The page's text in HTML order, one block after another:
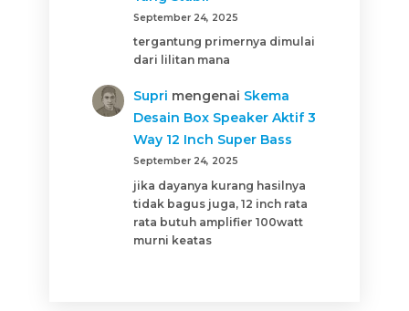
September 24, 2025
tergantung primernya dimulai
dari lilitan mana
Supri mengenai Skema
Desain Box Speaker Aktif 3
Way 12 Inch Super Bass
September 24, 2025
jika dayanya kurang hasilnya
tidak bagus juga, 12 inch rata
rata butuh amplifier 100watt
murni keatas